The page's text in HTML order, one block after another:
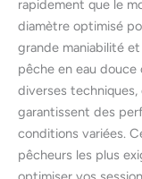
rapidement que le
diamètre optimisé
grande maniabilité
pêche en eau douce
diverses techniques,
garantissent des
conditions variées.
pêcheurs les plus